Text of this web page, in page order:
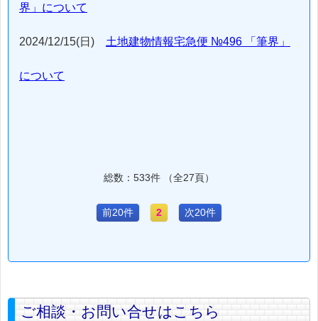
界」について
2024/12/15(日) 土地建物情報宅急便 №496 「筆界」
について
総数：533件 （全27頁）
前20件 2 次20件
ご相談・お問い合せはこちら